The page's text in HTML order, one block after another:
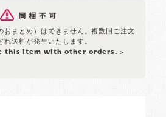
おまとめ）はできません。複数回ご注文
送料が発生いたします。
this item with other orders. >